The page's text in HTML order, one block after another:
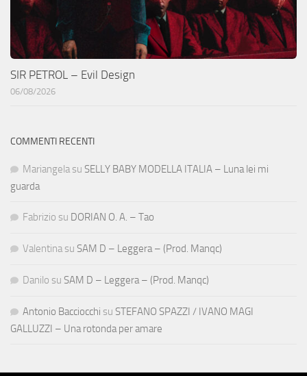
SIR PETROL – Evil Design
06/08/2026
COMMENTI RECENTI
Mariangela su SELLY BABY MODELLA ITALIA – Luna lei mi
guarda
Fabrizio su DORIAN O. A. – Tao
Valentina su SAM D – Leggera – (Prod. Manqc)
Danilo su SAM D – Leggera – (Prod. Manqc)
Antonio Bacciocchi su STEFANO SPAZZI / IVANO MAGI
GALLUZZI – Una rotonda per amare